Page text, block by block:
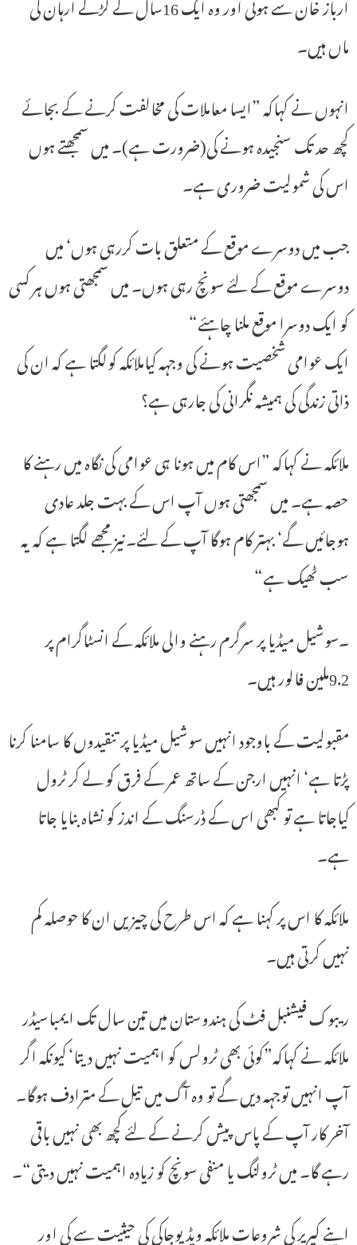
ماں ہیں۔
انہوں نے کہاکہ ”ایسا معاملات کی مخالفت کرنے کے بجائے
کچھ حد تک سنجیدہ ہونے کی(ضرورت ہے)۔ میں سمجھتے ہوں
اس کی شمولیت ضروری ہے۔
جب میں دوسرے موقع کے متعلق بات کررہی ہوں‘ میں
دوسرے موقع کے لئے سونچ رہی ہوں۔ میں سمجھتی ہوں ہر کسی
کو ایک دوسرا موقع ملنا چاہئے“
ایک عوامی شخصیت ہونے کی وجہہ کیاملائکہ کولگتا ہے کہ ان کی
ذاتی زندگی کی ہمیشہ نگرانی کی جارہی ہے؟
ملائکہ نے کہاکہ ”اس کام میں ہونا ہی عوامی کی نگاہ میں رہنے کا
حصہ ہے۔ میں سمجھتی ہوں آپ اس کے بہت جلد عادی
ہوجائیں گے‘ بہتر کام ہوگا آپ کے لئے۔نیز مجھے لگتا ہے کہ یہ
سب ٹھیک ہے“
۔سوشیل میڈیا پر سرگرم رہنے والی ملائکہ کے انسٹاگرام پر
9.2ملین فالور ہیں۔
مقبولیت کے باوجود انہیں سوشیل میڈیا پر تنقیدوں کا سامنا کرنا
پڑتا ہے‘ انہیں ارجن کے ساتھ عمر کے فرق کو لے کر ٹرول
کیاجاتا ہے تو کبھی اس کے ڈرسنگ کے اندز کو نشاہ بنایا جاتا
ہے۔
ملائکہ کا اس پر کہنا ہے کہ اس طرح کی چیزیں ان کا حوصلہ کم
نہیں کرتی ہیں۔
ریبوک فیشنبل فٹ کی ہندوستان میں تین سال تک ایمباسیڈر
ملائکہ نے کہاکہ”کوئی بھی ٹرولس کو اہمیت نہیں دیتا‘ کیونکہ اگر
آپ انہیں توجہہ دیں گے تو وہ آگ میں تیل کے مترادف ہوگا۔
آخر کار آپ کے پاس پیش کرنے کے لئے کچھ بھی نہیں باقی
رہے گا۔ میں ٹرولنگ یا منفی سونچ کو زیادہ اہمیت نہیں دیتی“۔
اپنے کیریر کی شروعات ملائکہ ویڈیوجاکی کی حیثیت سے کی اور